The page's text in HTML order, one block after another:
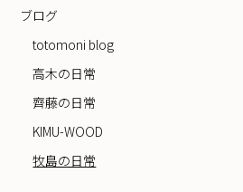
ブログ
totomoni blog
高木の日常
齊藤の日常
KIMU-WOOD
牧島の日常